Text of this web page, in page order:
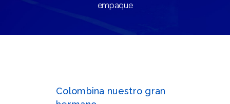
empaque
Colombina nuestro gran